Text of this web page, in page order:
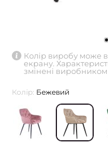
Колір виробу може
екрану.
змінені виробником
Колір: Бежевий